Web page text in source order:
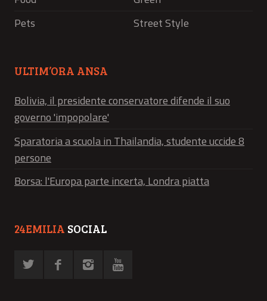
Pets
Street Style
ULTIM’ORA ANSA
Bolivia, il presidente conservatore difende il suo
governo 'impopolare'
Sparatoria a scuola in Thailandia, studente uccide 8
persone
Borsa: l'Europa parte incerta, Londra piatta
24EMILIA SOCIAL